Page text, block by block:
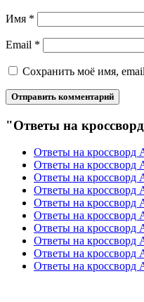
Имя *
Email *
Сохранить моё имя,
"Ответы на
Ответы на кроссворд
Ответы на кроссворд
Ответы на кроссворд
Ответы на кроссворд
Ответы на кроссворд
Ответы на кроссворд
Ответы на кроссворд
Ответы на кроссворд
Ответы на кроссворд
Ответы на кроссворд